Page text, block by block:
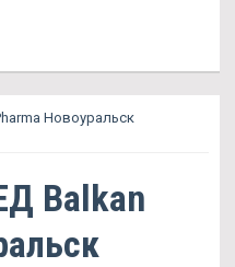
Новоуральск
Balkan